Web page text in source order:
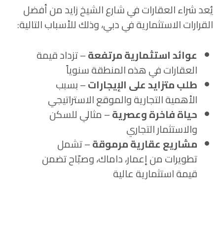
يُعد شراء العقارات في شارع الشيخ زايد من أفضل
القرارات الاستثمارية في دبي، وذلك للأسباب التالية:
عوائد استثمارية مرتفعة– تزداد قيمة
العقارات في هذه المنطقة سنوياً
طلب متزايد على الإيجارات– بسبب
الأهمية التجارية والموقع الاستراتيجي
حياة فاخرة وعصرية– مثالي للسكن
والاستثمار التجاري
مشاريع عقارية مرموقة– تشمل
تطويرات من إعمار، داماك، وصبّاح تضمن
قيمة استثمارية عالية